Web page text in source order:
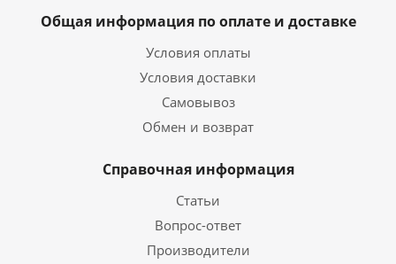
Видеокарта
NVIDIA GeForce RTX 4090
Операционная система
Операционная система Windows 10 Pro Trial
Общая информация по оплате и доставке
Условия оплаты
Условия доставки
Самовывоз
Обмен и возврат
Справочная информация
Статьи
Вопрос-ответ
Производители